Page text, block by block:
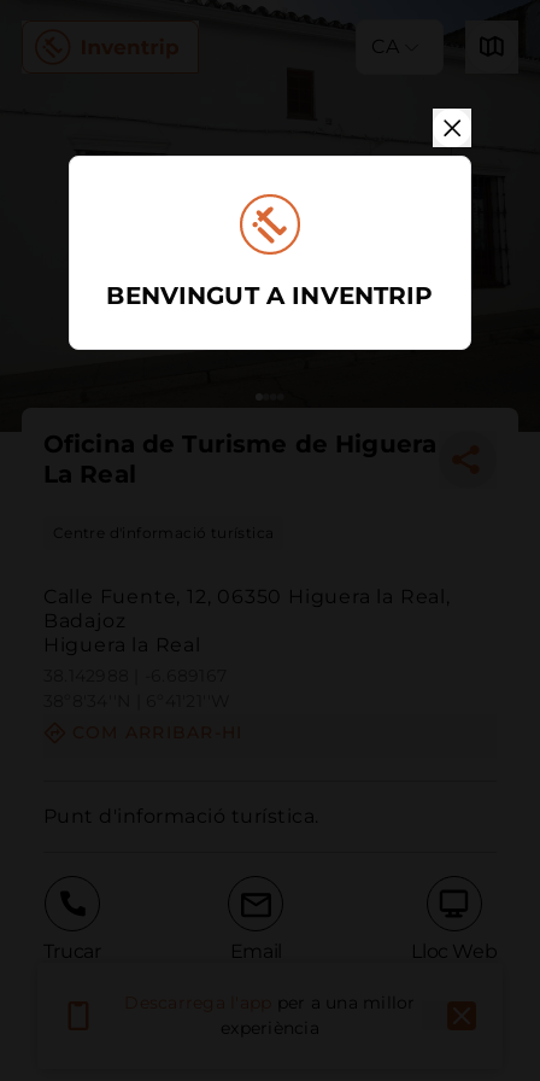
CA
Oficina de Turisme de Higuera
La Real
Centre d'informació turística
Calle Fuente, 12, 06350 Higuera la Real,
Badajoz
Higuera la Real
Punt d'informació turística.
Trucar Email Lloc Web
Informar problema
per a una millor
experiència
BENVINGUT A INVENTRIP